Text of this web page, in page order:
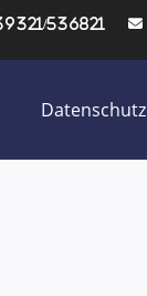
536821
Datenschutz